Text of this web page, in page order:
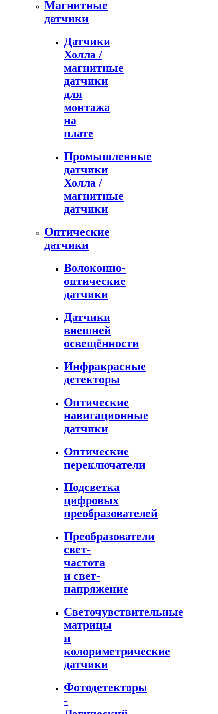
Магнитные
датчики
Датчики
Холла /
магнитные
датчики
для
монтажа
на
плате
Промышленные
датчики
Холла /
магнитные
датчики
Оптические
датчики
Волоконно-
оптические
датчики
Датчики
внешней
освещённости
Инфракрасные
детекторы
Оптические
навигационные
датчики
Оптические
переключатели
Подсветка
цифровых
преобразователей
Преобразователи
свет-
частота
и свет-
напряжение
Светочувствительные
матрицы
и
колориметрические
датчики
Фотодетекторы
-